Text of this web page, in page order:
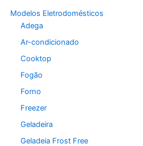
Modelos Eletrodomésticos
Adega
Ar-condicionado
Cooktop
Fogão
Forno
Freezer
Geladeira
Geladeia Frost Free